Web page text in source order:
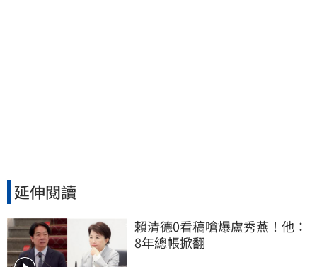
延伸閱讀
賴清德0看稿嗆爆盧秀燕！他：
8年總帳掀翻